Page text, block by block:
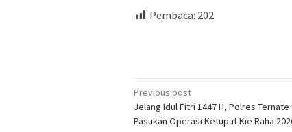
Pembaca: 202
Post
navigation
Previous post
Jelang Idul Fitri 1447 H, Polres Ternate
Pasukan Operasi Ketupat Kie Raha